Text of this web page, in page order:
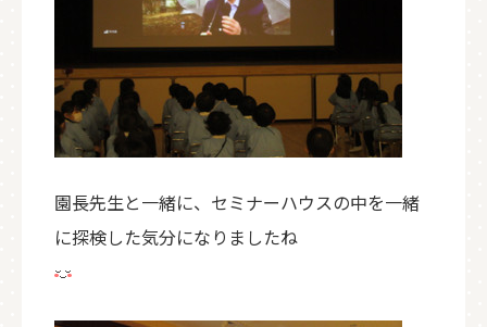
園長先生と一緒に、セミナーハウスの中を一緒
に探検した気分になりましたね